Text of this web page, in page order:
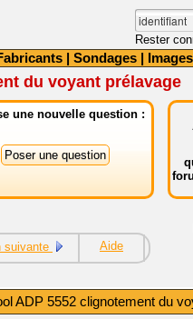
Rester
| Sondages | Images
du voyant prélavage
une nouvelle question :
suivante Aide
ADP 5552 clignotement du